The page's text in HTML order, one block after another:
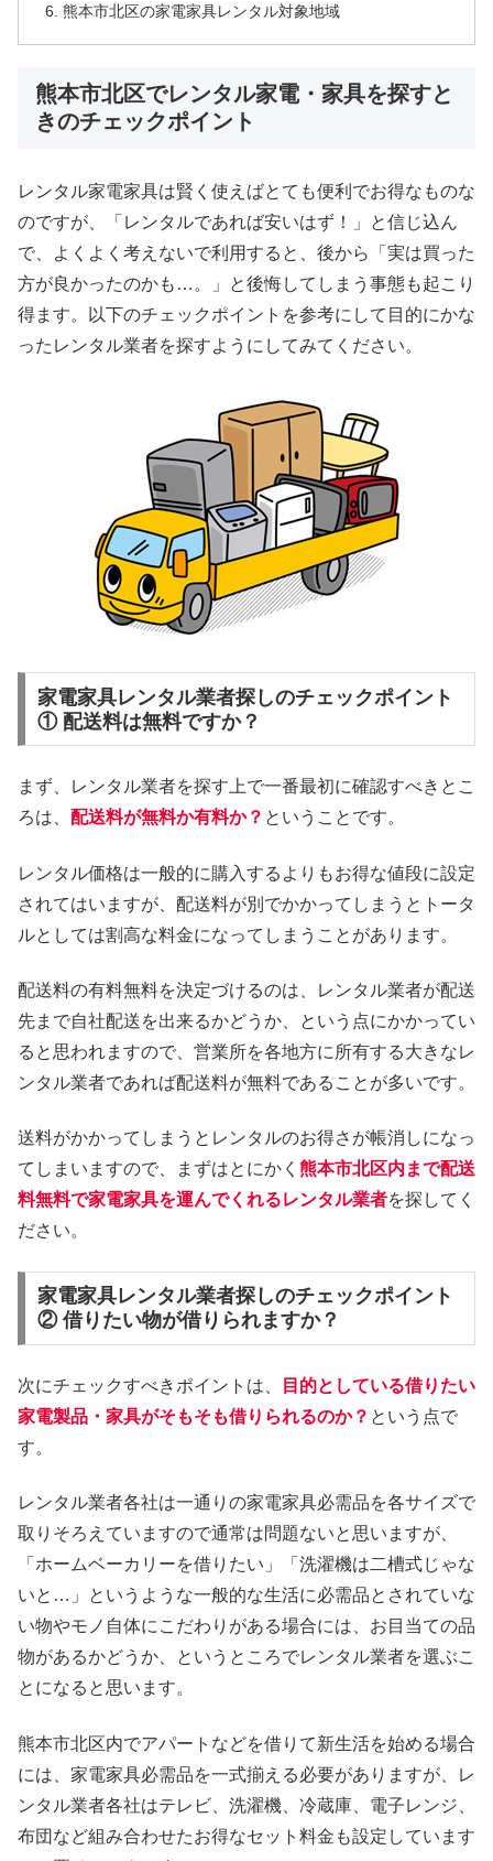
熊本市北区の家電家具レンタル対象地域
熊本市北区でレンタル家電・家具を探すと
きのチェックポイント
レンタル家電家具は賢く使えばとても便利でお得なものな
のですが、「レンタルであれば安いはず！」と信じ込ん
で、よくよく考えないで利用すると、後から「実は買った
方が良かったのかも…。」と後悔してしまう事態も起こり
得ます。以下のチェックポイントを参考にして目的にかな
ったレンタル業者を探すようにしてみてください。
家電家具レンタル業者探しのチェックポイント
① 配送料は無料ですか？
まず、レンタル業者を探す上で一番最初に確認すべきとこ
ろは、 配送料が無料か有料か？ ということです。
レンタル価格は一般的に購入するよりもお得な値段に設定
されてはいますが、配送料が別でかかってしまうとトータ
ルとしては割高な料金になってしまうことがあります。
配送料の有料無料を決定づけるのは、レンタル業者が配送
先まで自社配送を出来るかどうか、という点にかかってい
ると思われますので、営業所を各地方に所有する大きなレ
ンタル業者であれば配送料が無料であることが多いです。
送料がかかってしまうとレンタルのお得さが帳消しになっ
てしまいますので、まずはとにかく 熊本市北区内まで配送
料無料で家電家具を運んでくれるレンタル業者を探してく
ださい。
家電家具レンタル業者探しのチェックポイント
② 借りたい物が借りられますか？
次にチェックすべきポイントは、
目的としている借りたい
家電製品・家具がそもそも借りられるのか？ という点で
す。
レンタル業者各社は一通りの家電家具必需品を各サイズで
取りそろえていますので通常は問題ないと思いますが、
「ホームベーカリーを借りたい」「洗濯機は二槽式じゃな
いと…」というような一般的な生活に必需品とされていな
い物やモノ自体にこだわりがある場合には、お目当ての品
物があるかどうか、というところでレンタル業者を選ぶこ
とになると思います。
熊本市北区内でアパートなどを借りて新生活を始める場合
には、家電家具必需品を一式揃える必要がありますが、レ
ンタル業者各社はテレビ、洗濯機、冷蔵庫、電子レンジ、
布団など組み合わせたお得なセット料金も設定しています